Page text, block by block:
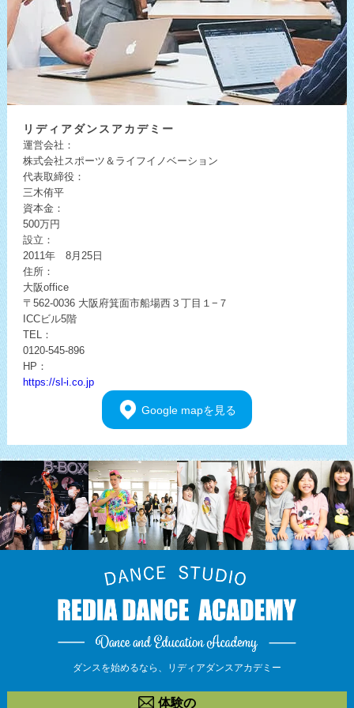
リディアダンスアカデミー
運営会社：
株式会社スポーツ＆ライフイノベーション
代表取締役：
三木侑平
資本金：
500万円
設立：
2011年 8月25日
住所：
大阪office
〒562-0036 大阪府箕面市船場西３丁目１−７
ICCビル5階
TEL：
0120-545-896
HP：
https://sl-i.co.jp
Google mapを見る
ダンスを始めるなら、 リディアダンスアカデミー
体験の